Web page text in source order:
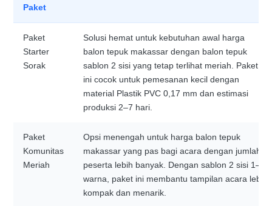
Paket
Paket
Starter
Sorak
Solusi hemat untuk kebutuhan awal harga
balon tepuk makassar dengan balon tepuk
sablon 2 sisi yang tetap terlihat meriah. Paket
ini cocok untuk pemesanan kecil dengan
material Plastik PVC 0,17 mm dan estimasi
produksi 2–7 hari.
Paket
Komunitas
Meriah
Opsi menengah untuk harga balon tepuk
makassar yang pas bagi acara dengan jumlah
peserta lebih banyak. Dengan sablon 2 sisi 1–2
warna, paket ini membantu tampilan acara lebih
kompak dan menarik.